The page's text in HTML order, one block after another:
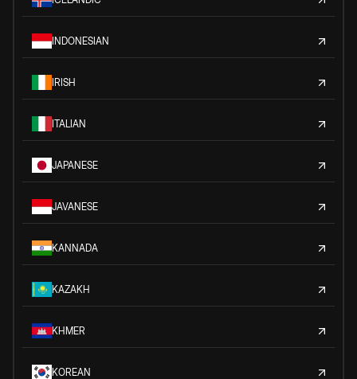
INDONESIAN
IRISH
ITALIAN
JAPANESE
JAVANESE
KANNADA
KAZAKH
KHMER
KOREAN